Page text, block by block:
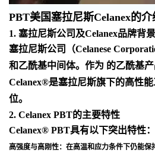
PBT美国塞拉尼斯Celanex的介
1. 塞拉尼斯公司及Celanex品牌背景
塞拉尼斯公司（Celanese
和乙酰基中间体。作为 的乙酰基
Celanex®是塞拉尼斯旗下的高性
位。
2. Celanex PBT的主要特性
Celanex® PBT具有以下突出特性：
高强度与高刚性：在高温和应力条件下仍能保